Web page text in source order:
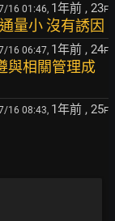
16 01:46, 1年前 , 23F
量小 沒有誘因
16 06:47, 1年前 , 24F
與相關管理成
16 08:43, 1年前 , 25F